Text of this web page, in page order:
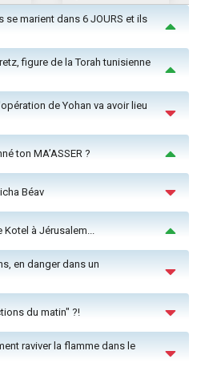
se marient dans 6 JOURS et ils
figure de la Torah tunisienne
de Yohan va avoir lieu
ton MA’ASSER ?
Béav
Kotel à Jérusalem...
en danger dans un
du matin" ?!
raviver la flamme dans le